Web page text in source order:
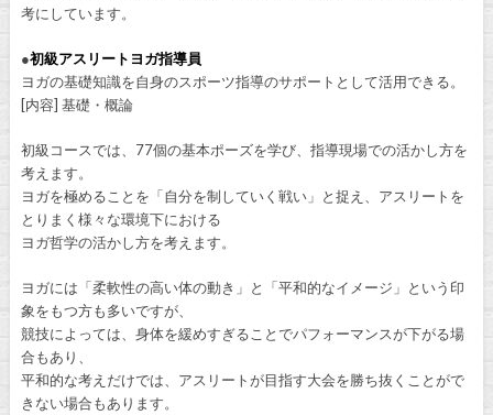
考にしています。
●初級アスリートヨガ指導員
ヨガの基礎知識を自身のスポーツ指導のサポートとして活用できる。
[内容] 基礎・概論
初級コースでは、77個の基本ポーズを学び、指導現場での活かし方を
考えます。
ヨガを極めることを「自分を制していく戦い」と捉え、アスリートを
とりまく様々な環境下における
ヨガ哲学の活かし方を考えます。
ヨガには「柔軟性の高い体の動き」と「平和的なイメージ」という印
象をもつ方も多いですが、
競技によっては、身体を緩めすぎることでパフォーマンスが下がる場
合もあり、
平和的な考えだけでは、アスリートが目指す大会を勝ち抜くことがで
きない場合もあります。